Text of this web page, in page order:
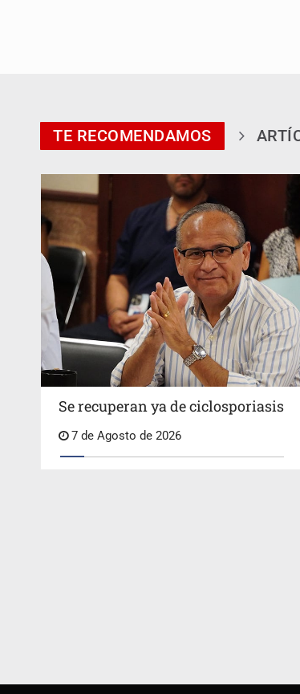
TE RECOMENDAMOS
Se recuperan ya de ciclosporiasis
7 de Agosto de 2026